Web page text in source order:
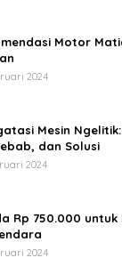
Motor
2024
Mesin
dan Solusi
2024
Rp 750.000
2024